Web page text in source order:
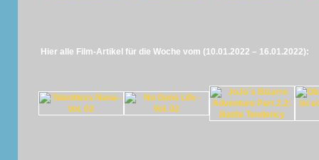
Hier alle Film-Artikel für die Woche vom (10.01.2022 – 16.01.2022):